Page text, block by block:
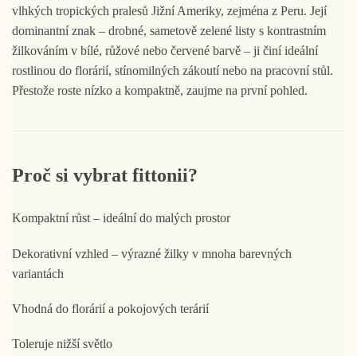
vlhkých tropických pralesů Jižní Ameriky, zejména z Peru. Její
dominantní znak – drobné, sametově zelené listy s kontrastním
žilkováním v bílé, růžové nebo červené barvě – ji činí ideální
rostlinou do florárií, stínomilných zákoutí nebo na pracovní stůl.
Přestože roste nízko a kompaktně, zaujme na první pohled.
Proč si vybrat fittonii?
Kompaktní růst – ideální do malých prostor
Dekorativní vzhled – výrazné žilky v mnoha barevných
variantách
Vhodná do florárií a pokojových terárií
Toleruje nižší světlo